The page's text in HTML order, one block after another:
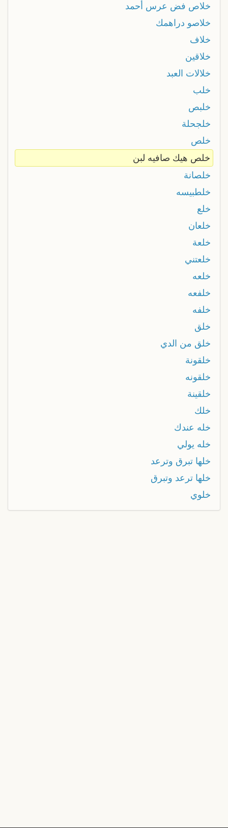
خلاص فض عرس أحمد
خلاصو دراهمك
خلاف
خلاقين
خلالات العبد
خلب
خلبص
خلجحلة
خلص
خلص هيك صافيه لبن
خلصانة
خلطبيسه
خلع
خلعان
خلعة
خلعتني
خلعه
خلفعه
خلفه
خلق
خلق من الدي
خلقونة
خلقونه
خلقينة
خلك
خله عندك
خله يولي
خلها تبرق وترعد
خلها ترعد وتبرق
خلوي